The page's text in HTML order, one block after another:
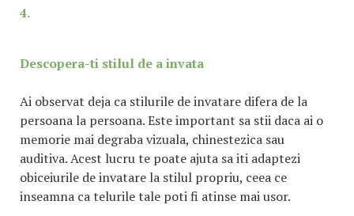
4.
Descopera-ti stilul de a invata
Ai observat deja ca stilurile de invatare difera de la
persoana la persoana. Este important sa stii daca ai o
memorie mai degraba vizuala, chinestezica sau
auditiva. Acest lucru te poate ajuta sa iti adaptezi
obiceiurile de invatare la stilul propriu, ceea ce
inseamna ca telurile tale poti fi atinse mai usor.